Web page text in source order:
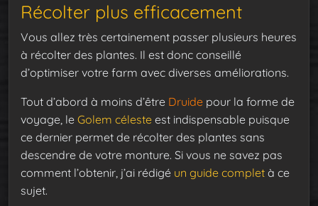
Récolter plus efficacement
Vous allez très certainement passer plusieurs heures
à récolter des plantes. Il est donc conseillé
d’optimiser votre farm avec diverses améliorations.
Tout d’abord à moins d’être Druide pour la forme de
voyage, le Golem céleste est indispensable puisque
ce dernier permet de récolter des plantes sans
descendre de votre monture. Si vous ne savez pas
comment l’obtenir, j’ai rédigé un guide complet à ce
sujet.